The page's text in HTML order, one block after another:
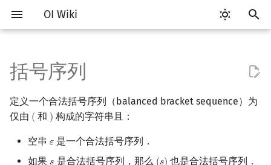
OI Wiki
入
以
开
Getting Started
关于本项目
如何参与
比赛相关简介
赛事
题型
工具软件简介
代码编辑工具
评测工具
语言基础简介
C++ 基础
C++ 标准库
算法基础简介
复杂度
枚举
搜索部分简介
DFS（搜索）
BFS（搜索）
动态规划部分简介
动态规划基础
记忆化搜索
字符串部分简介
字符串基础
标准库
数学部分简介
布尔代数
数字系统
数据结构部分简介
栈
队列
图论部分简介
图论相关概念
图的存储
计算几何部分简介
二维计算几何基础
三维计算几何基础
杂项简介
离散化
双指针
判断是否合法
合法括号序列计数
字典序后继
括号序列
定义一个合法括号序列（balanced bracket sequence）为
仅由 (
( 和 )) 构成的字符串且：
空串 𝜀
ε 是一个合法括号序列．
如果
是合法括号序列，那么
也是合法括号序列．